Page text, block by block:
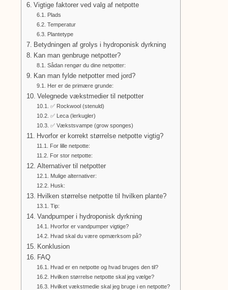
Vigtige faktorer ved valg af netpotte
Plads
Temperatur
Plantetype
Betydningen af grolys i hydroponisk dyrkning
Kan man genbruge netpotter?
Sådan rengør du dine netpotter:
Kan man fylde netpotter med jord?
Her er de primære grunde:
Velegnede vækstmedier til netpotter
✅ Rockwool (stenuld)
✅ Leca (lerkugler)
✅ Vækstsvampe (grow sponges)
Hvorfor er korrekt størrelse netpotte vigtig?
For lille netpotte:
For stor netpotte:
Alternativer til netpotter
Mulige alternativer:
Husk:
Hvilken størrelse netpotte til hvilken plante?
Tip:
Vandpumper i hydroponisk dyrkning
Hvorfor er vandpumper vigtige?
Hvad skal du være opmærksom på?
Konklusion
FAQ
Hvad er en netpotte og hvad bruges den til?
Hvilken størrelse netpotte skal jeg vælge?
Hvilket vækstmedie skal jeg bruge i en netpotte?